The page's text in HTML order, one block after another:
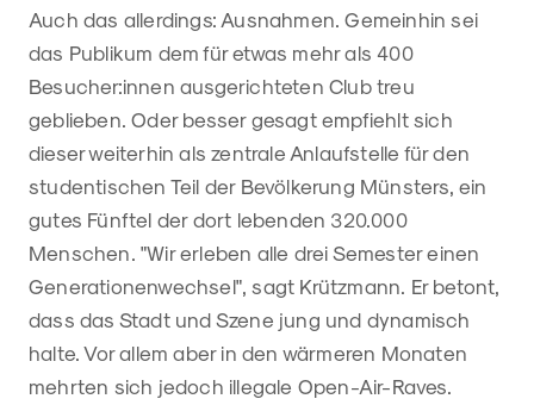
Auch das allerdings: Ausnahmen. Gemeinhin sei
das Publikum dem für etwas mehr als 400
Besucher:innen ausgerichteten Club treu
geblieben. Oder besser gesagt empfiehlt sich
dieser weiterhin als zentrale Anlaufstelle für den
studentischen Teil der Bevölkerung Münsters, ein
gutes Fünftel der dort lebenden 320.000
Menschen. "Wir erleben alle drei Semester einen
Generationenwechsel", sagt Krützmann. Er betont,
dass das Stadt und Szene jung und dynamisch
halte. Vor allem aber in den wärmeren Monaten
mehrten sich jedoch illegale Open-Air-Raves.